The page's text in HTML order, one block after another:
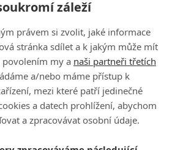
PŘIHLÁSIT
REGISTROVAT
záleží
právem si zvolit, jaké informace
stránka sdílet a k jakým může mít
povolením my a naši partneři třetích
a/nebo máme přístup k
mezi které patří jedinečné
a datech prohlížení, abychom
a zpracovávat osobní údaje.